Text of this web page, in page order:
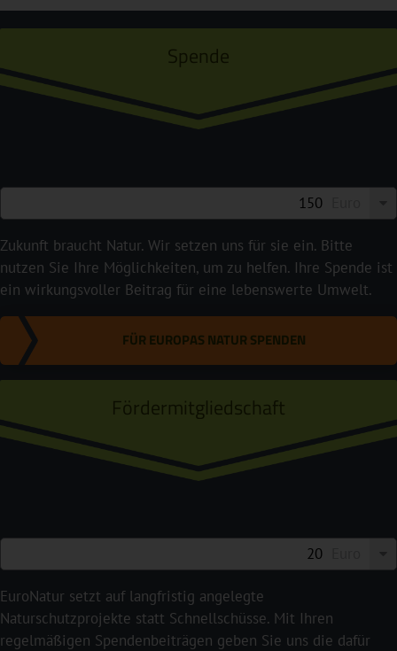
Spende
Zukunft braucht Natur. Wir setzen uns für sie ein. Bitte
nutzen Sie Ihre Möglichkeiten, um zu helfen. Ihre Spende ist
ein wirkungsvoller Beitrag für eine lebenswerte Umwelt.
FÜR EUROPAS NATUR SPENDEN
Fördermitgliedschaft
EuroNatur setzt auf langfristig angelegte
Naturschutzprojekte statt Schnellschüsse. Mit Ihren
regelmäßigen Spendenbeiträgen geben Sie uns die dafür